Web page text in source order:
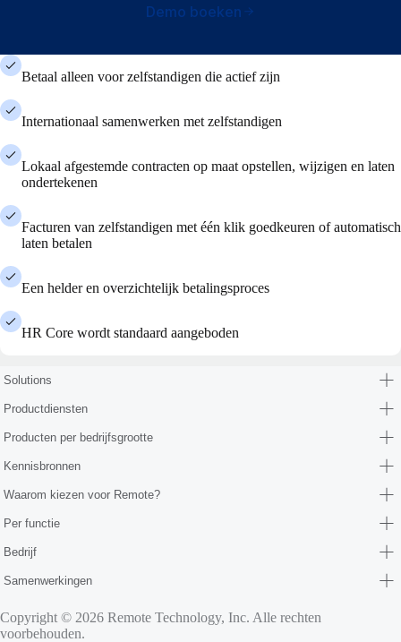
Demo boeken
Betaal alleen voor zelfstandigen die actief zijn
Internationaal samenwerken met zelfstandigen
Lokaal afgestemde contracten op maat opstellen, wijzigen en laten
ondertekenen
Facturen van zelfstandigen met één klik goedkeuren of automatisch
laten betalen
Een helder en overzichtelijk betalingsproces
HR Core wordt standaard aangeboden
Solutions
Productdiensten
Producten per bedrijfsgrootte
Kennisbronnen
Waarom kiezen voor Remote?
Per functie
Bedrijf
Samenwerkingen
Copyright © 2026 Remote Technology, Inc. Alle rechten
voorbehouden.